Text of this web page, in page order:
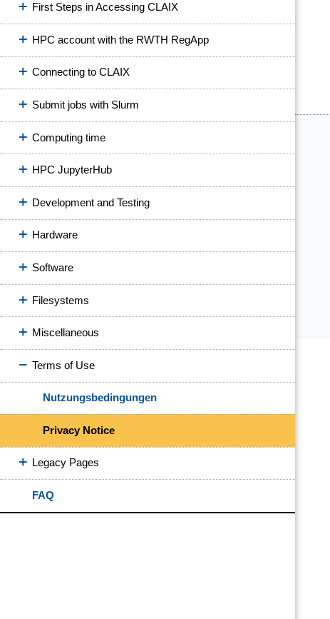
First Steps in Accessing CLAIX
HPC account with the RWTH RegApp
Connecting to CLAIX
Submit jobs with Slurm
Computing time
HPC JupyterHub
Development and Testing
Hardware
Software
Filesystems
Miscellaneous
Terms of Use
Nutzungsbedingungen
Privacy Notice
Legacy Pages
FAQ